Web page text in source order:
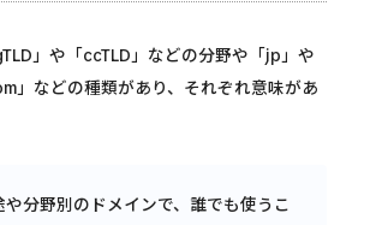
」や「ccTLD」などの分野や「jp」や
」などの種類があり、それぞれ意味があ
や分野別のドメインで、誰でも使うこ